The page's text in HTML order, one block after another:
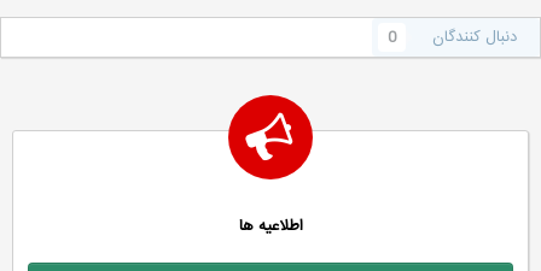
دنبال کنندگان 0
اطلاعیه ها